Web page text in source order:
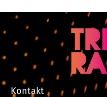
Kontakt